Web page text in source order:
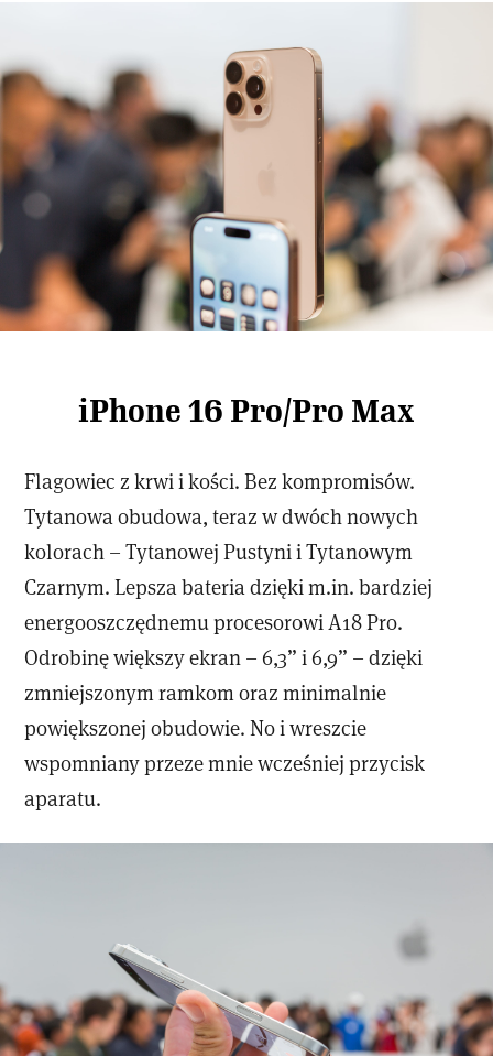
iPhone 16 Pro/Pro Max
Flagowiec z krwi i kości. Bez kompromisów.
Tytanowa obudowa, teraz w dwóch nowych
kolorach – Tytanowej Pustyni i Tytanowym
Czarnym. Lepsza bateria dzięki m.in. bardziej
energooszczędnemu procesorowi A18 Pro.
Odrobinę większy ekran – 6,3” i 6,9” – dzięki
zmniejszonym ramkom oraz minimalnie
powiększonej obudowie. No i wreszcie
wspomniany przeze mnie wcześniej przycisk
aparatu.